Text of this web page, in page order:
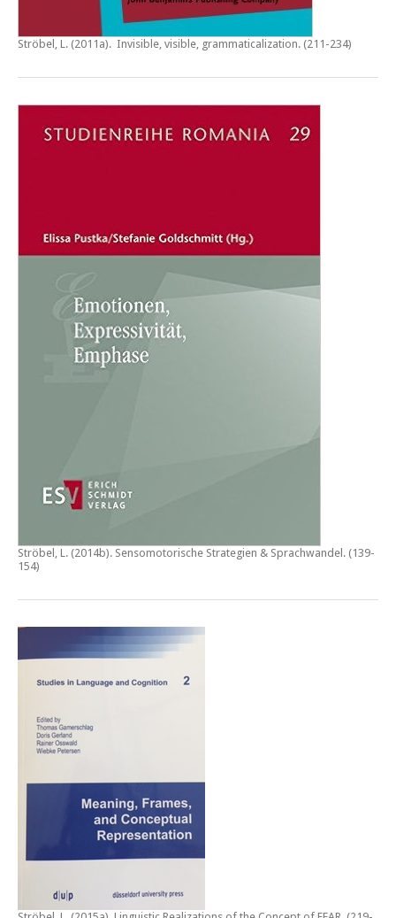
Ströbel, L. (2011a). Invisible, visible, grammaticalization. (211-234)
Ströbel, L. (2014b). Sensomotorische Strategien & Sprachwandel . (139-
154)